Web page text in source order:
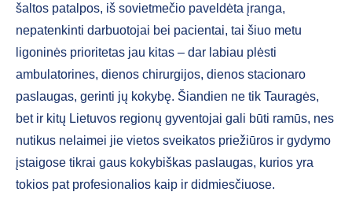
šaltos patalpos, iš sovietmečio paveldėta įranga,
nepatenkinti darbuotojai bei pacientai, tai šiuo metu
ligoninės prioritetas jau kitas – dar labiau plėsti
ambulatorines, dienos chirurgijos, dienos stacionaro
paslaugas, gerinti jų kokybę. Šiandien ne tik Tauragės,
bet ir kitų Lietuvos regionų gyventojai gali būti ramūs, nes
nutikus nelaimei jie vietos sveikatos priežiūros ir gydymo
įstaigose tikrai gaus kokybiškas paslaugas, kurios yra
tokios pat profesionalios kaip ir didmiesčiuose.